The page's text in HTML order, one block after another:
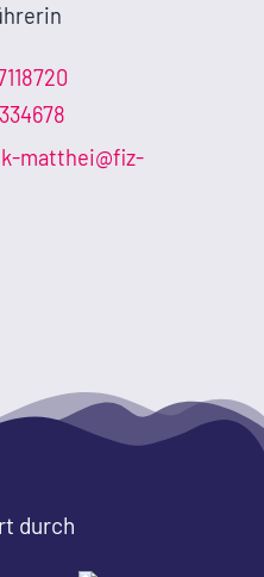
matthei@fiz-
durch